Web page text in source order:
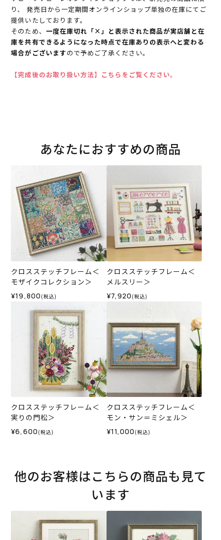
り、 発売日から一定期間オンラインショップ単独の在庫にてご
提供いたしております。
そのため、 一度在庫切れ「×」と表示された商品が実店舗と在
庫を共有できるようになった時点で在庫ありの表示へと変わる
場合がございますので予めご了承ください。
【完成後のお取り扱い方法】こちらをご覧ください。
あなたにおすすめの商品
クロスステッチフレーム＜
モザイクコレクション＞
¥19,800 (税込)
クロスステッチフレーム＜
メルスリー＞
¥7,920 (税込)
クロスステッチフレーム＜
実りの門松＞
¥6,600 (税込)
クロスステッチフレーム＜
モン・サン＝ミシェル＞
¥11,000 (税込)
他のお客様はこちらの商品も見て
います